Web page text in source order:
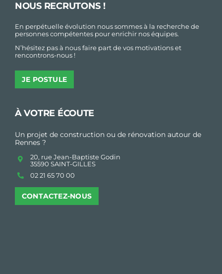
NOUS RECRUTONS !
En perpétuelle évolution nous sommes à la recherche de
personnes compétentes pour enrichir nos équipes.
N’hésitez pas à nous faire part de vos motivations et
rencontrons-nous !
JE POSTULE
À VOTRE ÉCOUTE
Un projet de construction ou de rénovation autour de
Rennes ?
20, rue Jean-Baptiste Godin
35590 SAINT-GILLES
02 21 65 70 00
CONTACTEZ-NOUS